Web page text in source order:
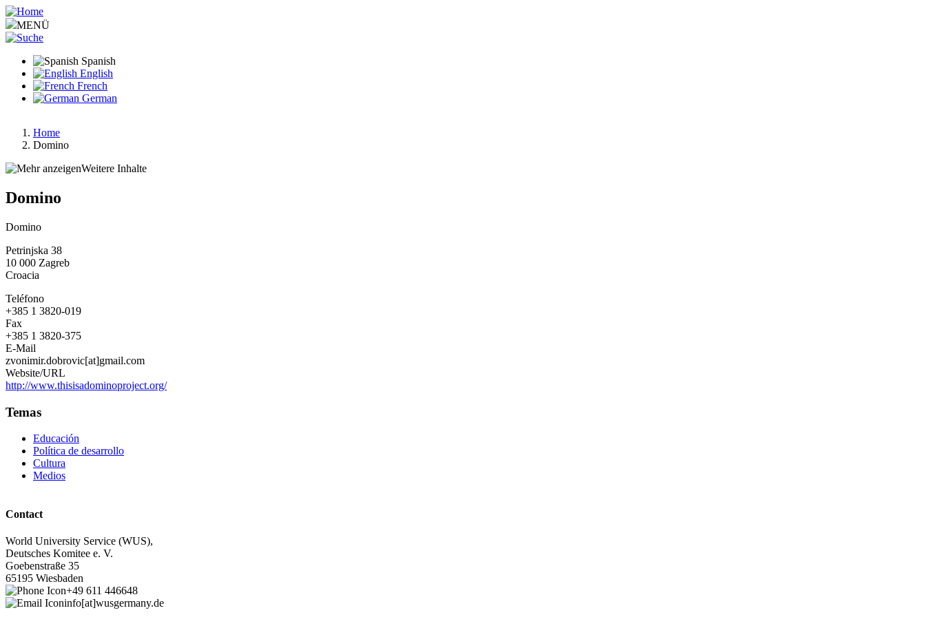
Pasar
al
contenido
MENÜ
Spanish
English
French
German
Ruta
de
Home
Domino
Weitere Inhalte
Domino
Domino
Petrinjska 38
10 000 Zagreb
Croacia
Teléfono
+385 1 3820-019
Fax
+385 1 3820-375
E-Mail
zvonimir.dobrovic[at]gmail.com
Website/URL
http://www.thisisadominoproject.org/
Temas
Educación
Política de desarrollo
Cultura
Medios
Contact
World University Service (WUS),
Deutsches Komitee e. V.
Goebenstraße 35
65195 Wiesbaden
+49 611 446648
info[at]wusgermany.de